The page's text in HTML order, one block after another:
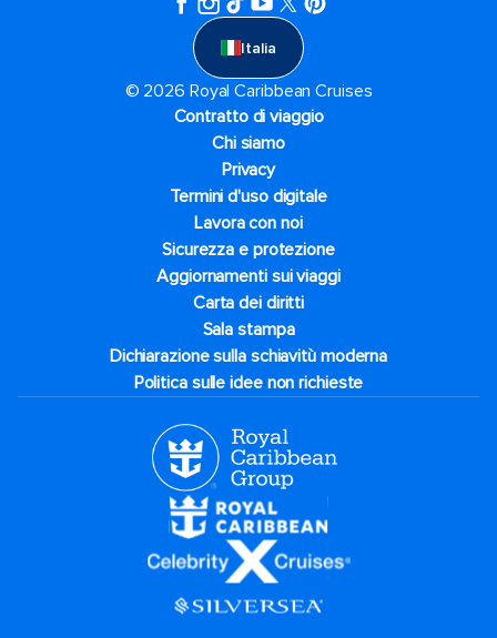
Italia
© 2026 Royal Caribbean Cruises
Contratto di viaggio
Chi siamo
Privacy
Termini d'uso digitale
Lavora con noi
Sicurezza e protezione
Aggiornamenti sui viaggi
Carta dei diritti
Sala stampa
Dichiarazione sulla schiavitù moderna
Politica sulle idee non richieste